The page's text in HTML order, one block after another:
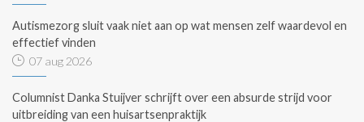
Autismezorg sluit vaak niet aan op wat mensen zelf waardevol en
effectief vinden
07 aug 2026
Columnist Danka Stuijver schrijft over een absurde strijd voor
uitbreiding van een huisartsenpraktijk